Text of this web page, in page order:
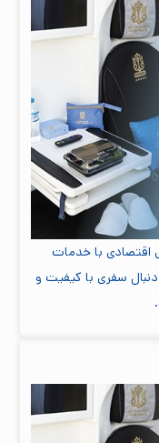
با خدمات
سفری با کیفیت و